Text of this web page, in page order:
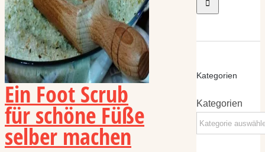
Ein Foot Scrub
für schöne Füße
selber machen
Kategorien
Kategorien